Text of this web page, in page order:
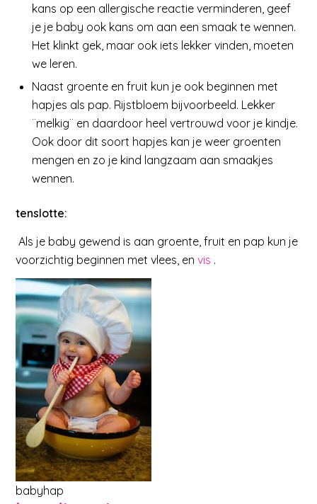
kans op een allergische reactie verminderen, geef
je je baby ook kans om aan een smaak te wennen.
Het klinkt gek, maar ook iets lekker vinden, moeten
we leren.
Naast groente en fruit kun je ook beginnen met
hapjes als pap. Rijstbloem bijvoorbeeld. Lekker
¨melkig¨ en daardoor heel vertrouwd voor je kindje.
Ook door dit soort hapjes kan je weer groenten
mengen en zo je kind langzaam aan smaakjes
wennen.
tenslotte:
Als je baby gewend is aan groente, fruit en pap kun je
voorzichtig beginnen met vlees, envis .
babyhap